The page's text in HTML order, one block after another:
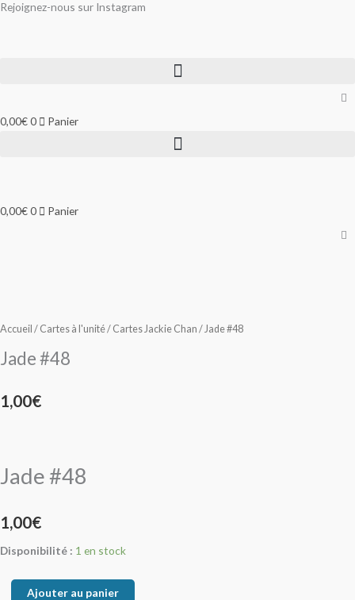
Aller
Rejoignez-nous sur Instagram
0,00€0 Panier
0,00€0 Panier
Accueil / Cartes à l'unité/ Cartes Jackie Chan / Jade #48
Jade #48
1,00€
Jade #48
1,00€
Disponibilité : 1 en stock
Ajouter au panier